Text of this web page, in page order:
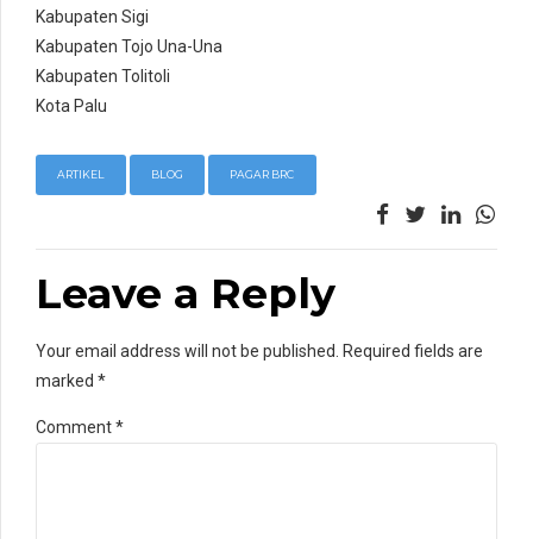
Kabupaten Sigi
Kabupaten Tojo Una-Una
Kabupaten Tolitoli
Kota Palu
ARTIKEL BLOG PAGAR BRC
Leave a Reply
Your email address will not be published. Required fields are
marked *
Comment*